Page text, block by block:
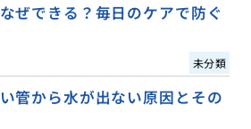
ぜできる？毎日のケアで防ぐ
未分類
管から水が出ない原因とその